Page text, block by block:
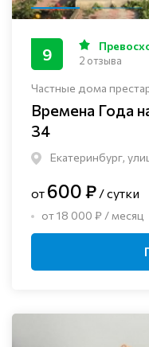
Частные дома
Времена Года
34
Екатеринбург,
9 2 отзыва
от 600 ₽ / сутки
от 18 000 ₽ / месяц